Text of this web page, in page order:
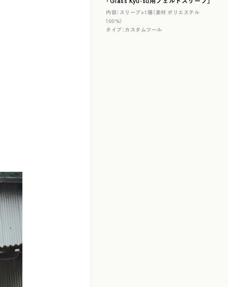
内容： スリーブ×１種（素材 ポリエステル
100%）
タイプ： カスタムツール